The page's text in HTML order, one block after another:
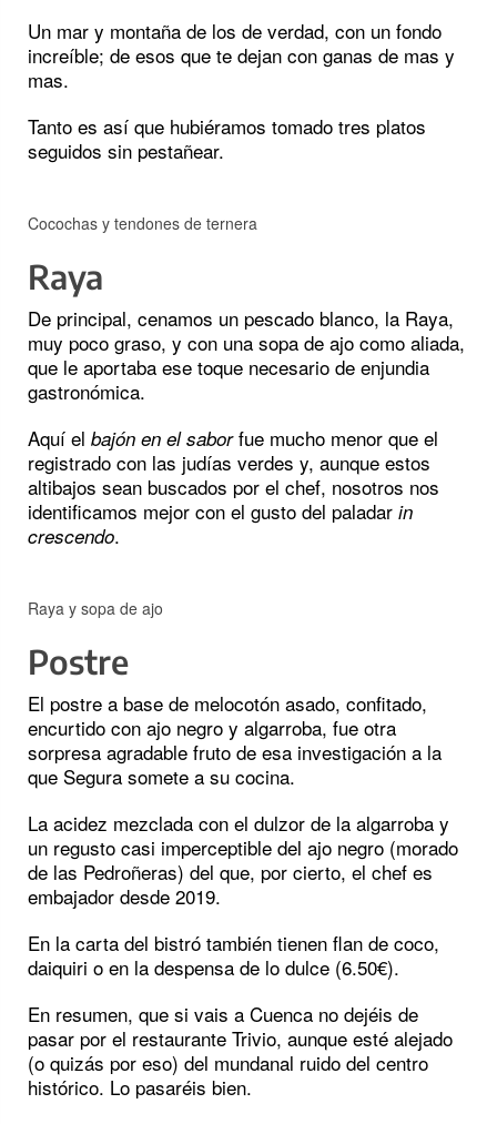
Un mar y montaña de los de verdad, con un fondo
increíble; de esos que te dejan con ganas de mas y
mas.
Tanto es así que hubiéramos tomado tres platos
seguidos sin pestañear.
Cocochas y tendones de ternera
Raya
De principal, cenamos un pescado blanco, la Raya,
muy poco graso, y con una sopa de ajo como aliada,
que le aportaba ese toque necesario de enjundia
gastronómica.
Aquí el bajón en el saborfue mucho menor que el
registrado con las judías verdes y, aunque estos
altibajos sean buscados por el chef, nosotros nos
identificamos mejor con el gusto del paladar in
crescendo.
Raya y sopa de ajo
Postre
El postre a base de melocotón asado, confitado,
encurtido con ajo negro y algarroba, fue otra
sorpresa agradable fruto de esa investigación a la
que Segura somete a su cocina.
La acidez mezclada con el dulzor de la algarroba y
un regusto casi imperceptible del ajo negro (morado
de las Pedroñeras) del que, por cierto, el chef es
embajador desde 2019.
En la carta del bistró también tienen flan de coco,
daiquiri o en la despensa de lo dulce (6.50€).
En resumen, que si vais a Cuenca no dejéis de
pasar por el restaurante Trivio, aunque esté alejado
(o quizás por eso) del mundanal ruido del centro
histórico. Lo pasaréis bien.